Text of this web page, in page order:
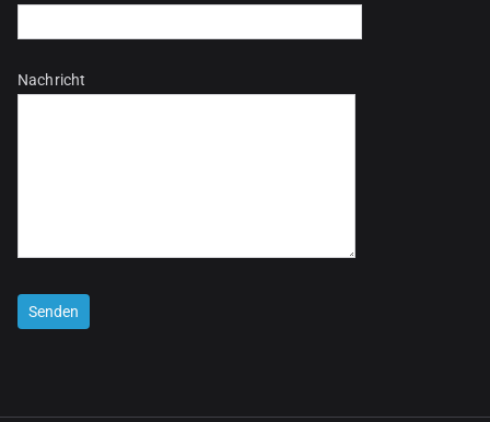
Nachricht
Bitte lasse dieses Feld leer.